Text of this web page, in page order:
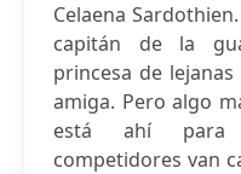
Celaena
capitán de la
princesa de
amiga. Pero algo
está ahí para
competidores van